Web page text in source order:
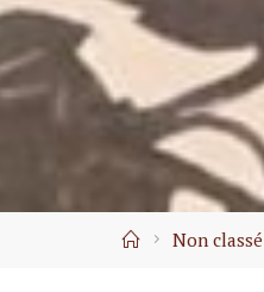
HomeNon classé